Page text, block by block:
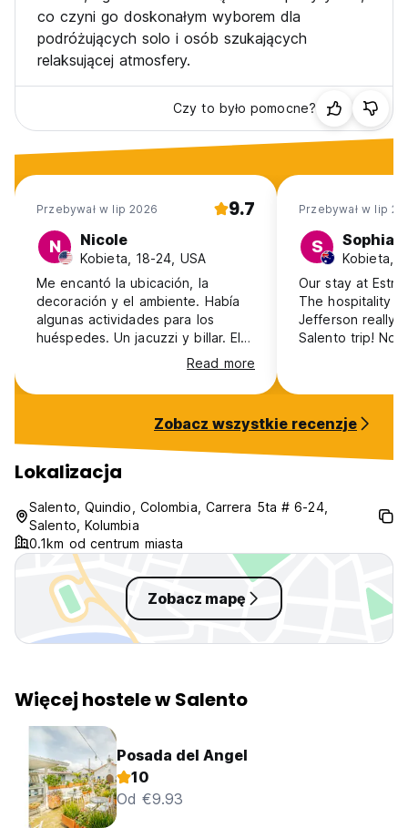
co czyni go doskonałym wyborem dla
podróżujących solo i osób szukających
relaksującej atmosfery.
Czy to było pomocne?
Przebywał w lip 2026 9.7
N Nicole
Kobieta, 18-24, USA
Me encantó la ubicación, la
decoración y el ambiente. Había
algunas actividades para los
huéspedes. Un jacuzzi y billar. El
personal es súper amable. Las
camas tienen cortinas. Lo único
fue que un gallo me despertaba
para los oídos. Gracias❤️
Read more
Przebywał w lip
S Sophia
Kobieta,
Our stay at
The hospitality
Jefferson really
Salento trip! Not only are the
the guest
recommend this
Zobacz wszystkie recenzje
Lokalizacja
Salento, Quindio, Colombia, Carrera 5ta # 6-24,
Salento, Kolumbia
0.1km od centrum miasta
Zobacz mapę
Więcej hostele w Salento
Posada del Angel
10
Od €9.93